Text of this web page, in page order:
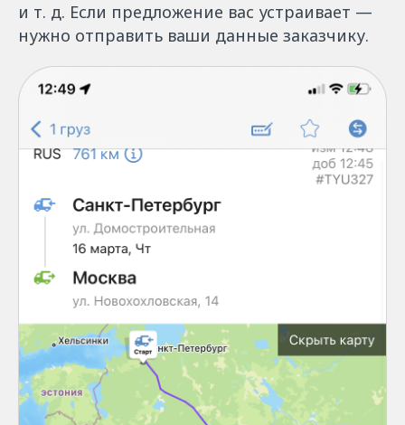
и т. д. Если предложение вас устраивает —
нужно отправить ваши данные заказчику.